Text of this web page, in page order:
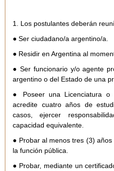
1. Los postulantes deberán
● Ser ciudadano/a argentino/a.
● Residir en Argentina al
● Ser funcionario y/o agente
argentino o del Estado de una
● Poseer una Licenciatura o
acredite cuatro años de
casos, ejercer
capacidad equivalente.
● Probar al menos tres (3)
la función pública.
● Probar, mediante un